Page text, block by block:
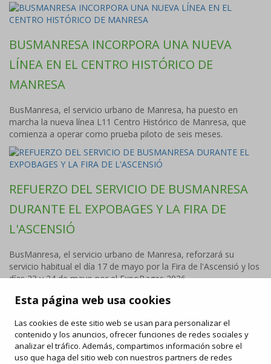
Esta página web usa cookies
Las cookies de este sitio web se usan para personalizar el
contenido y los anuncios, ofrecer funciones de redes sociales y
analizar el tráfico. Además, compartimos información sobre el
uso que haga del sitio web con nuestros partners de redes
BUSMANRESA INCORPORA UNA NUEVA
LÍNEA EN EL CENTRO HISTÓRICO DE
MANRESA
BusManresa, el servicio urbano de Manresa, ha puesto en
marcha la nueva línea L11 Centro Histórico de Manresa, que
comienza a operar como prueba piloto de seis meses.
REFUERZO DEL SERVICIO DE BUSMANRESA
DURANTE EL EXPOBAGES Y LA FIRA DE
L'ASCENSIÓ
BusManresa, el servicio urbano de Manresa, reforzará su
servicio habitual el día 17 de mayo por la Fira de l'Ascensió y los
días 23 y 24 de mayo por el ExpoBages 2026.
FAQ/Derechos y deberes/Carta de servicios/Enlaces de
interés/Objetos perdidos
Ofertas de trabajo/ Información publicidad